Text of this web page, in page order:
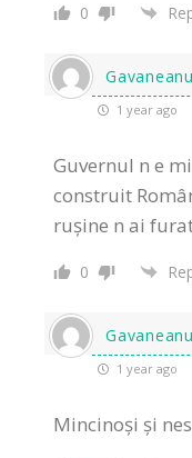
0
1 year ago
Guvernul n e
construit
rușine n ai
0
1 year ago
Mincinoși și